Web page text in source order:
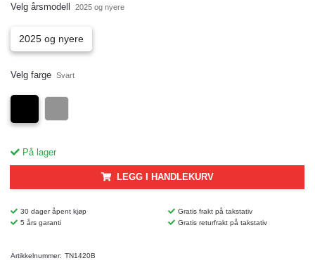
Velg årsmodell 2025 og nyere
2025 og nyere
Velg farge Svart
På lager
LEGG I HANDLEKURV
30 dager åpent kjøp
Gratis frakt på takstativ
5 års garanti
Gratis returfrakt på takstativ
Artikkelnummer: TN1420B